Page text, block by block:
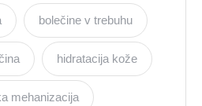
bolečine v trebuhu
hidratacija kože
mehanizacija